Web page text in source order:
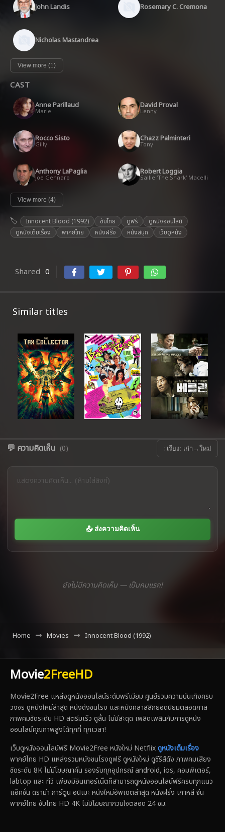
John Landis Rosemary C. Cremona
Nicholas Mastandrea
View more (1)
CAST
Anne Parillaud
Marie
David Proval
Lenny
Rocco Sisto
Gilly
Chazz Palminteri
Tony
Anthony LaPaglia
Joe Gennaro
Robert Loggia
Sallie 'The Shark' Macelli
View more (4)
Innocent Blood (1992) ซับไทย ดูฟรี
ดูหนังออนไลน์
ดูหนังเต็มเรื่อง
พากย์ไทย หนังฝรั่ง หนังสนุก เว็บดูหนัง
Shared 0
Similar titles
💬 ความคิดเห็น (0) ↕ เรียง: เก่า→ใหม่
📤 ส่งความคิดเห็น
ยังไม่มีความคิดเห็น — เป็นคนแรก!
Home Movies Innocent Blood (1992)
Movie2FreeHD
Movie2Free แหล่งดูหนังออนไลน์ระดับพรีเมียม ศูนย์รวมความบันเทิงครบ
วงจร ดูหนังใหม่ล่าสุด หนังดังชนโรง และหนังคลาสสิกยอดนิยมตลอดกาล
ภาพคมชัดระดับ HD สตรีมเร็ว ดูลื่น ไม่มีสะดุด เพลิดเพลินกับการดูหนัง
ออนไลน์คุณภาพสูงได้ทุกที่ ทุกเวลา!
เว็บดูหนังออนไลน์ฟรี Movie2Free หนังใหม่ Netflixดูหนังเต็มเรื่อง
พากย์ไทย HD แหล่งรวมหนังชนโรงดูฟรี ดูหนังใหม่ ดูซีรีส์ดัง ภาพคมเสียง
ชัดระดับ 8K ไม่มีโฆษณาคั่น รองรับทุกอุปกรณ์ android, ios, คอมพิเตอร์,
labtop และ ทีวี เพียงมีอินเทอร์เน็ตก็สามารถดูหนังออนไลน์ฟรีครบทุกแนว
แอ็คชั่น ดราม่า การ์ตูน อนิเมะ หนังใหม่อัพเดตล่าสุด หนังฝรั่ง เกาหลี จีน
พากย์ไทย ซับไทย HD 4K ไม่มีโฆษณากวนใจตลอด 24 ชม.